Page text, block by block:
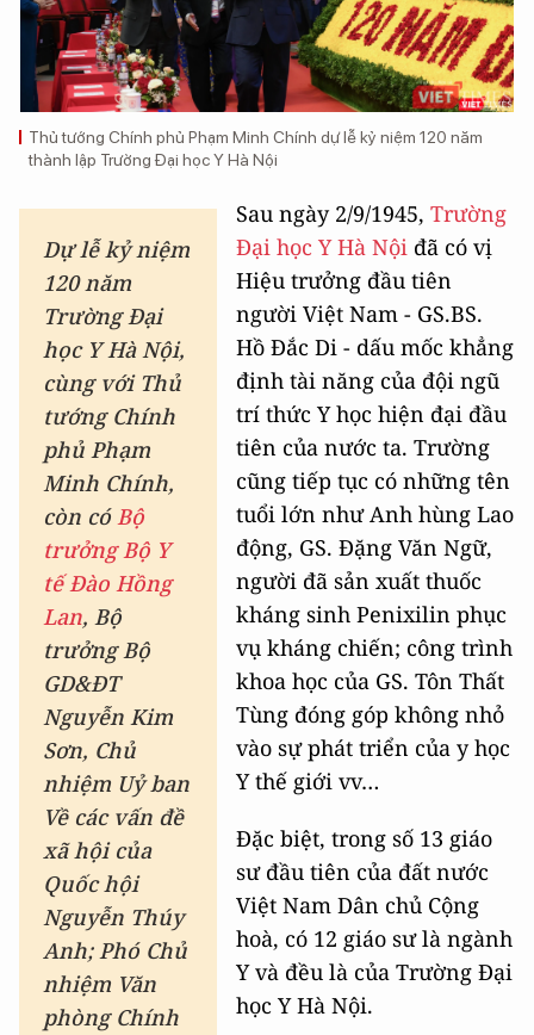
Thủ tướng Chính phủ Phạm Minh Chính dự lễ kỷ niệm 120 năm
thành lập Trường Đại học Y Hà Nội
Dự lễ kỷ niệm
120 năm
Trường Đại
học Y Hà Nội,
cùng với Thủ
tướng Chính
phủ Phạm
Minh Chính,
còn cóBộ
trưởng Bộ Y
tế Đào Hồng
Lan, Bộ
trưởng Bộ
GD&ĐT
Nguyễn Kim
Sơn, Chủ
nhiệm Uỷ ban
Về các vấn đề
xã hội của
Quốc hội
Nguyễn Thúy
Anh; Phó Chủ
nhiệm Văn
phòng Chính
Sau ngày 2/9/1945,Trường
Đại học Y Hà Nội đã có vị
Hiệu trưởng đầu tiên
người Việt Nam - GS.BS.
Hồ Đắc Di - dấu mốc khẳng
định tài năng của đội ngũ
trí thức Y học hiện đại đầu
tiên của nước ta. Trường
cũng tiếp tục có những tên
tuổi lớn như Anh hùng Lao
động, GS. Đặng Văn Ngữ,
người đã sản xuất thuốc
kháng sinh Penixilin phục
vụ kháng chiến; công trình
khoa học của GS. Tôn Thất
Tùng đóng góp không nhỏ
vào sự phát triển của y học
Y thế giới vv…
Đặc biệt, trong số 13 giáo
sư đầu tiên của đất nước
Việt Nam Dân chủ Cộng
hoà, có 12 giáo sư là ngành
Y và đều là của Trường Đại
học Y Hà Nội.